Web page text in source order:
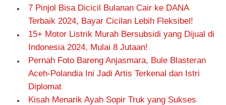
7 Pinjol Bisa Dicicil Bulanan Cair ke DANA
Terbaik 2024, Bayar Cicilan Lebih Fleksibel!
15+ Motor Listrik Murah Bersubsidi yang Dijual di
Indonesia 2024, Mulai 8 Jutaan!
Pernah Foto Bareng Anjasmara, Bule Blasteran
Aceh-Polandia Ini Jadi Artis Terkenal dan Istri
Diplomat
Kisah Menarik Ayah Sopir Truk yang Sukses